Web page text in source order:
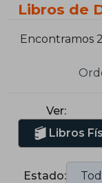
Libros de
Encontramos
Ver:
Libros
Estado: